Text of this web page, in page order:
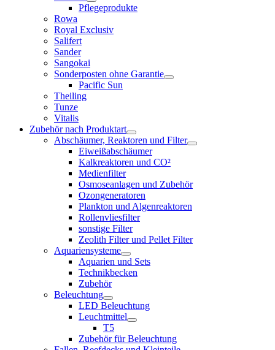
Pflegeprodukte
Rowa
Royal Exclusiv
Salifert
Sander
Sangokai
Sonderposten ohne Garantie
Pacific Sun
Theiling
Tunze
Vitalis
Zubehör nach Produktart
Abschäumer, Reaktoren und Filter
Eiweißabschäumer
Kalkreaktoren und CO²
Medienfilter
Osmoseanlagen und Zubehör
Ozongeneratoren
Plankton und Algenreaktoren
Rollenvliesfilter
sonstige Filter
Zeolith Filter und Pellet Filter
Aquariensysteme
Aquarien und Sets
Technikbecken
Zubehör
Beleuchtung
LED Beleuchtung
Leuchtmittel
T5
Zubehör für Beleuchtung